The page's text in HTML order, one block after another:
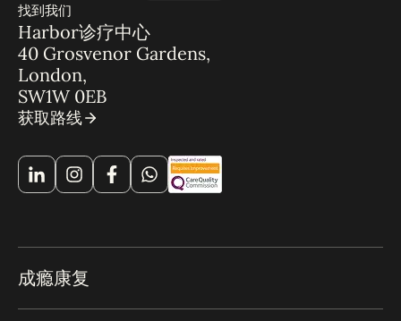
找到我们
Harbor诊疗中心
40 Grosvenor Gardens,
London,
SW1W 0EB
获取路线
成瘾康复